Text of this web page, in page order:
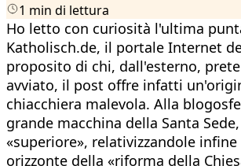
1 min di lettura
Ho letto con curiosità l'ultima
Katholisch.de, il portale Internet
proposito di chi, dall'esterno,
avviato, il post offre infatti
chiacchiera malevola. Alla
grande macchina della Santa
«superiore», relativizzandole
orizzonte della «riforma della